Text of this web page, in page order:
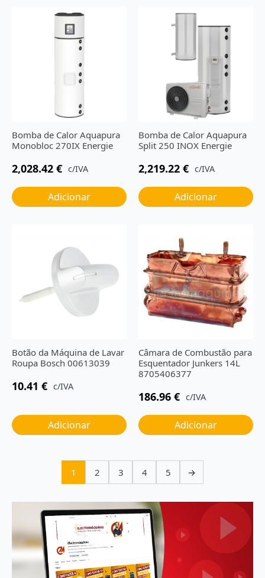
Bomba de Calor Aquapura
Monobloc 270IX Energie
2,028.42 € c/IVA
Adicionar
Bomba de Calor Aquapura
Split 250 INOX Energie
2,219.22 € c/IVA
Adicionar
Botão da Máquina de Lavar
Roupa Bosch 00613039
10.41 € c/IVA
Adicionar
Câmara de Combustão para
Esquentador Junkers 14L
8705406377
186.96 € c/IVA
Adicionar
1 2 3 4 5 →